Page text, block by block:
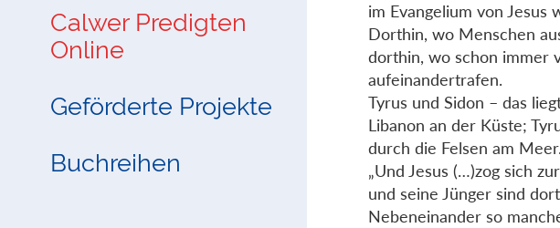
Calwer Predigten
Online
Geförderte Projekte
Buchreihen
im Evangelium von
Dorthin, wo Menschen
dorthin, wo schon immer
aufeinandertrafen.
Tyrus und Sidon – das
Libanon an der Küste;
durch die Felsen am Meer.
„Und Jesus (…)zog sich
und seine Jünger sind
Nebeneinander so